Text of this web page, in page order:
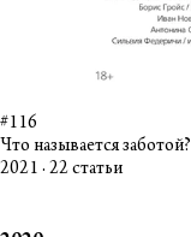
#116
Что называется заботой?
2021 · 22 статьи